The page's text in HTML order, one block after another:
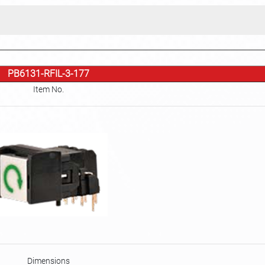
PB6131-RFIL-3-177
Item No.
Dimensions